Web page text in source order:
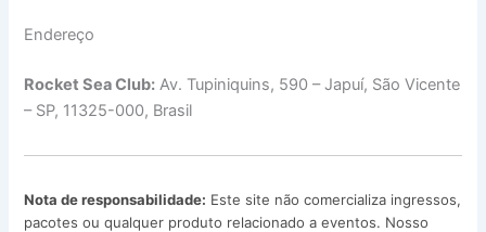
Endereço
Rocket Sea Club: Av. Tupiniquins, 590 – Japuí, São Vicente
– SP, 11325-000, Brasil
Nota de responsabilidade: Este site não comercializa ingressos,
pacotes ou qualquer produto relacionado a eventos. Nosso